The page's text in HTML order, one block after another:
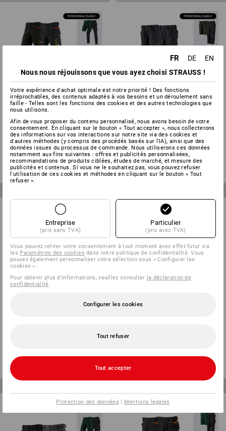
KIT POUR HOMMES : Pantalon
+ short e.s.motion 2020
à p. de 131,76 €
(TTC)
KIT POUR ENFANTS : Pantalon
+ Short e.s.motion ten
à p. de 76,56 €
(TTC)
+ Short e.s.motion
FR DE
EN
Nous nous réjouissons que vous ayez choisi STRAUSS !
Votre expérience d'achat optimale est notre priorité ! Des fonctions
irréprochables, des contenus adaptés à vos besoins et un déroulement sans
faille - Telles sont les fonctions des cookies et des autres technologies que
nous utilisons.
Afin de vous proposer du contenu personnalisé, nous avons besoin de votre
consentement. En cliquant sur le bouton « Tout accepter », nous collecterons
des informations sur vos interactions sur notre site via des cookies et
d'autres méthodes (y compris des procédés basés sur l'IA), ainsi que des
données issues du processus de commande. Nous utiliserons ces données
notamment aux fins suivantes : offres et publicités personnalisées,
recommandations de produits ciblées, études de marché, et mesure des
publicités et contenus. Si vous ne le souhaitez pas, vous pouvez refuser
l'utilisation de ces cookies et méthodes en cliquant sur le bouton « Tout
refuser ».
Entreprise
(prix sans TVA)
Particulier
(prix avec TVA)
Vous pouvez retirer votre consentement à tout moment avec effet futur via
les Paramètres des cookies dans notre politique de confidentialité. Vous
pouvez également personnaliser votre sélection sous « Configurer les
cookies ».
Pour obtenir plus d'informations, veuillez consulter la déclaration de
confidentialité
Configurer les cookies
Tout refuser
Tout accepter
Protection des données | Mentions legales